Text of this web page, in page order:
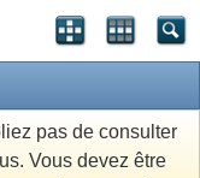
pas de consulter
Vous devez être